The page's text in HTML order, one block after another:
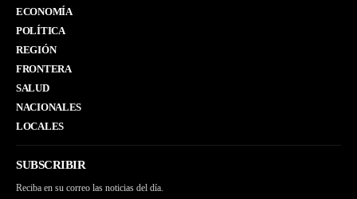
ECONOMÍA
POLÍTICA
REGIÓN
FRONTERA
SALUD
NACIONALES
LOCALES
SUBSCRIBIR
Reciba en su correo las noticias del día.